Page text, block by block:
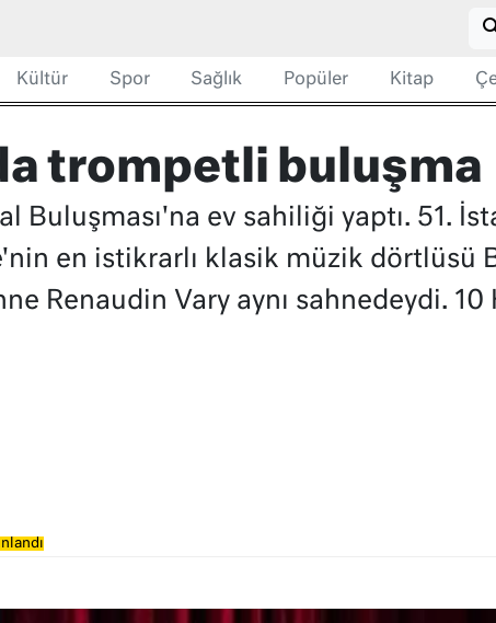
Kültür Spor Sağlık Popüler Kitap
trompetli buluşma
Buluşması'na ev sahiliği yaptı. 51.
en istikrarlı klasik müzik dörtlüsü
Renaudin Vary aynı sahnedeydi. 10